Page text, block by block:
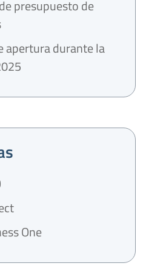
presupuesto de
apertura durante la
One